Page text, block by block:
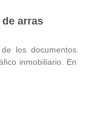
arras
los documentos
inmobiliario. En